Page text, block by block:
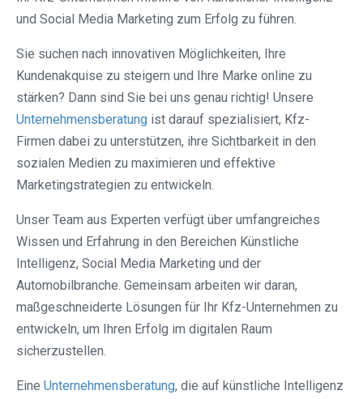
und Social Media Marketing zum Erfolg zu führen.
Sie suchen nach innovativen Möglichkeiten, Ihre
Kundenakquise zu steigern und Ihre Marke online zu
stärken? Dann sind Sie bei uns genau richtig! Unsere
Unternehmensberatung ist darauf spezialisiert, Kfz-
Firmen dabei zu unterstützen, ihre Sichtbarkeit in den
sozialen Medien zu maximieren und effektive
Marketingstrategien zu entwickeln.
Unser Team aus Experten verfügt über umfangreiches
Wissen und Erfahrung in den Bereichen Künstliche
Intelligenz, Social Media Marketing und der
Automobilbranche. Gemeinsam arbeiten wir daran,
maßgeschneiderte Lösungen für Ihr Kfz-Unternehmen zu
entwickeln, um Ihren Erfolg im digitalen Raum
sicherzustellen.
Eine Unternehmensberatung, die auf künstliche Intelligenz